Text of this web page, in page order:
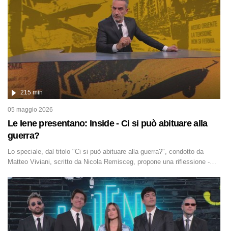
Le Iene presentano: Inside - Ci si può abituare alla
guerra?
215 min
05 maggio 2026
Lo speciale, dal titolo "Ci si può abituare alla guerra?", condotto da
Matteo Viviani, scritto da Nicola Remisceg, propone una riflessione -
quanto la guerra sia diventata una realtà pervasiva. Anche se l'Italia non
è direttamente coinvolta in conflitti armati, il contesto globale rende
impossibile considerarla un fenomeno lontano.